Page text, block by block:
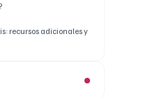
recursos adicionales y